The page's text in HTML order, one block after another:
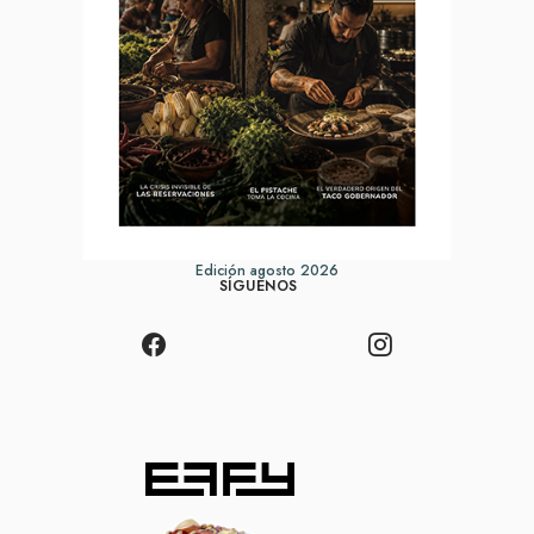
Edición agosto 2026
SÍGUENOS